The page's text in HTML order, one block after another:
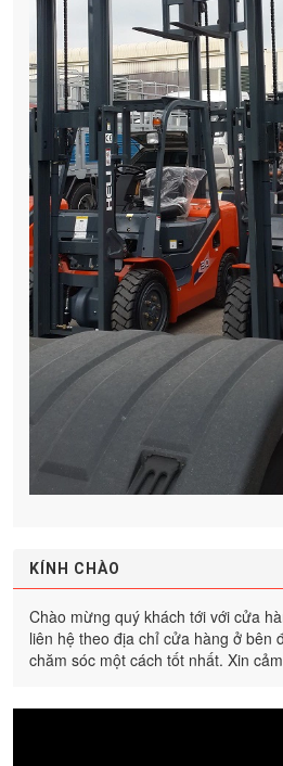
KÍNH CHÀO
Chào mừng quý khách tới với cửa
liên hệ theo địa chỉ cửa hàng ở bên
chăm sóc một cách tốt nhất. Xin